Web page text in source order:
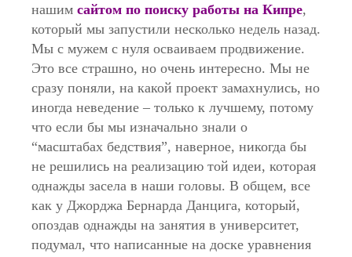
нашим сайтом по поиску работы на Кипре,
который мы запустили несколько недель назад.
Мы с мужем с нуля осваиваем продвижение.
Это все страшно, но очень интересно. Мы не
сразу поняли, на какой проект замахнулись, но
иногда неведение – только к лучшему, потому
что если бы мы изначально знали о
“масштабах бедствия”, наверное, никогда бы
не решились на реализацию той идеи, которая
однажды засела в наши головы. В общем, все
как у Джорджа Бернарда Данцига, который,
опоздав однажды на занятия в университет,
подумал, что написанные на доске уравнения